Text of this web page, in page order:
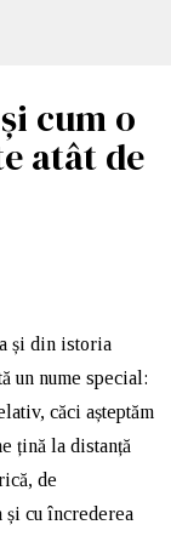
cum o
atât de
și din istoria
un nume special:
căci așteptăm
țină la distanță
de
și cu încrederea